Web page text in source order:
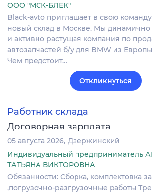
ООО "МСК-БЛЕК"
Black-avto приглашает в свою
новый склад в Москве. Мы
и активно растущая компания по
автозапчастей б/у для BMW из
Чем предстоит…
Откликнуться
Работник склада
Договорная зарплата
05 августа 2026 Дзержинский
Индивидуальный
ТАТЬЯНА ВИКТОРОВНА
Обязанности: Сборка, комплектовка
,погрузочно-разгрузочные работы